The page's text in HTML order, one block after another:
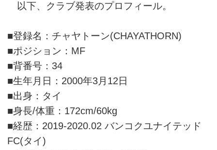
以下、クラブ発表のプロフィール。
■登録名：チャヤトーン(CHAYATHORN)
■ポジション：MF
■背番号：34
■生年月日：2000年3月12日
■出身：タイ
■身長/体重：172cm/60kg
■経歴：2019-2020.02 バンコクユナイテッド
FC(タイ)